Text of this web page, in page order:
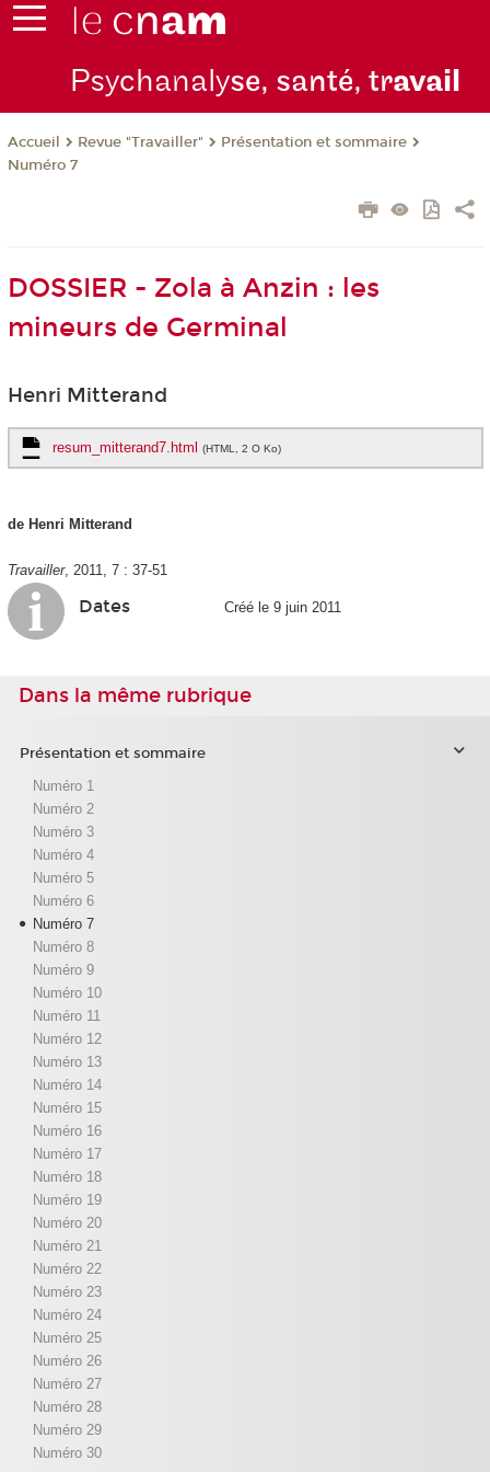
Psychanalyse, santé, travail
Accueil Revue "Travailler"
Présentation et sommaire
Numéro 7
DOSSIER - Zola à Anzin : les
mineurs de Germinal
Henri Mitterand
resum_mitterand7.html (HTML, 2 O Ko)
de Henri Mitterand
Travailler, 2011, 7 : 37-51
Dates Créé le 9 juin 2011
Dans la même rubrique
Présentation et sommaire
Numéro 1
Numéro 2
Numéro 3
Numéro 4
Numéro 5
Numéro 6
Numéro 7
Numéro 8
Numéro 9
Numéro 10
Numéro 11
Numéro 12
Numéro 13
Numéro 14
Numéro 15
Numéro 16
Numéro 17
Numéro 18
Numéro 19
Numéro 20
Numéro 21
Numéro 22
Numéro 23
Numéro 24
Numéro 25
Numéro 26
Numéro 27
Numéro 28
Numéro 29
Numéro 30